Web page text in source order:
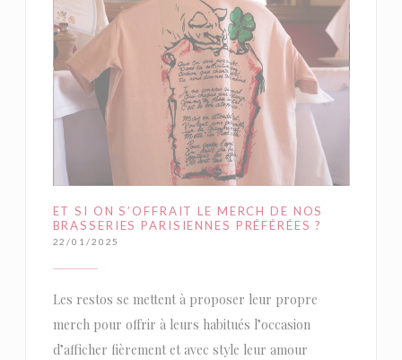
ET SI ON S’OFFRAIT LE MERCH DE NOS
BRASSERIES PARISIENNES PRÉFÉRÉES ?
22/01/2025
Les restos se mettent à proposer leur propre
merch pour offrir à leurs habitués l’occasion
d’afficher fièrement et avec style leur amour